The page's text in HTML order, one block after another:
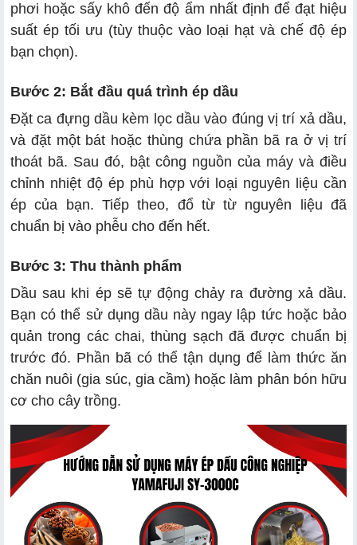
phơi hoặc sấy khô đến độ ẩm nhất định để đạt hiệu
suất ép tối ưu (tùy thuộc vào loại hạt và chế độ ép
bạn chọn).
Bước 2: Bắt đầu quá trình ép dầu
Đặt ca đựng dầu kèm lọc dầu vào đúng vị trí xả dầu,
và đặt một bát hoặc thùng chứa phần bã ra ở vị trí
thoát bã. Sau đó, bật công nguồn của máy và điều
chỉnh nhiệt độ ép phù hợp với loại nguyên liệu cần
ép của bạn. Tiếp theo, đổ từ từ nguyên liệu đã
chuẩn bị vào phễu cho đến hết.
Bước 3: Thu thành phẩm
Dầu sau khi ép sẽ tự động chảy ra đường xả dầu.
Bạn có thể sử dụng dầu này ngay lập tức hoặc bảo
quản trong các chai, thùng sạch đã được chuẩn bị
trước đó. Phần bã có thể tận dụng để làm thức ăn
chăn nuôi (gia súc, gia cầm) hoặc làm phân bón hữu
cơ cho cây trồng.